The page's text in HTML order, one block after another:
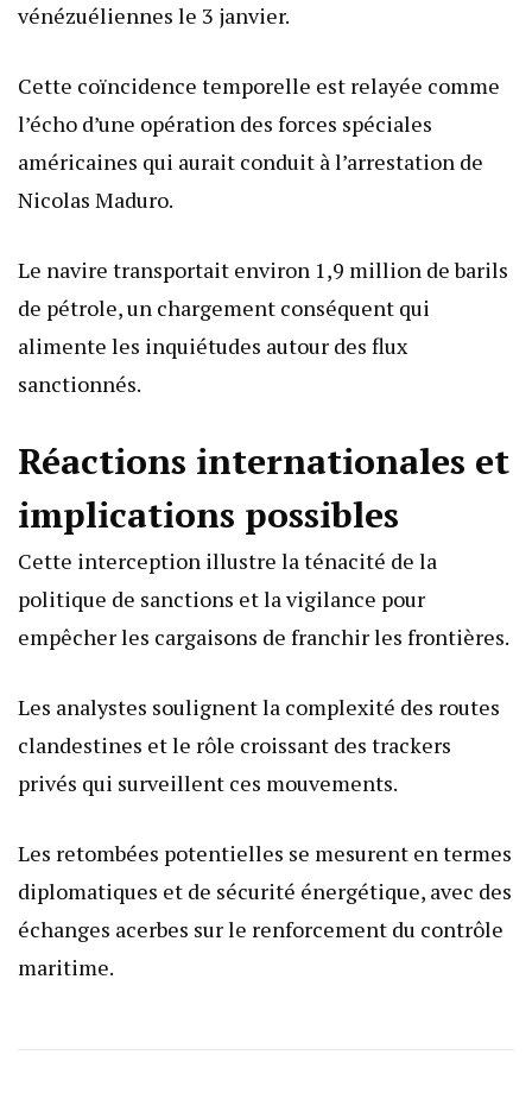
vénézuéliennes le 3 janvier.
Cette coïncidence temporelle est relayée comme
l’écho d’une opération des forces spéciales
américaines qui aurait conduit à l’arrestation de
Nicolas Maduro.
Le navire transportait environ 1,9 million de barils
de pétrole, un chargement conséquent qui
alimente les inquiétudes autour des flux
sanctionnés.
Réactions internationales et
implications possibles
Cette interception illustre la ténacité de la
politique de sanctions et la vigilance pour
empêcher les cargaisons de franchir les frontières.
Les analystes soulignent la complexité des routes
clandestines et le rôle croissant des trackers
privés qui surveillent ces mouvements.
Les retombées potentielles se mesurent en termes
diplomatiques et de sécurité énergétique, avec des
échanges acerbes sur le renforcement du contrôle
maritime.